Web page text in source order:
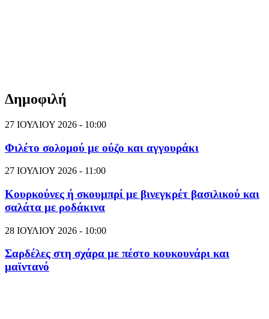
Δημοφιλή
27 ΙΟΥΛΙΟΥ 2026 - 10:00
Φιλέτο σολομού με ούζο και αγγουράκι
27 ΙΟΥΛΙΟΥ 2026 - 11:00
Κουρκούνες ή σκουμπρί με βινεγκρέτ βασιλικού και
σαλάτα με ροδάκινα
28 ΙΟΥΛΙΟΥ 2026 - 10:00
Σαρδέλες στη σχάρα με πέστο κουκουνάρι και
μαϊντανό